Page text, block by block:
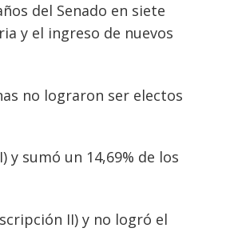
del Senado en siete
y el ingreso de nuevos
no lograron ser electos
y sumó un 14,69% de los
II) y no logró el